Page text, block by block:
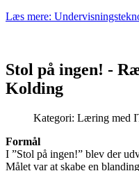
Læs mere:
Stol på ingen! -
Kolding
Kategori: Læring med
Formål
I ”Stol på ingen!” blev der
Målet var at skabe en